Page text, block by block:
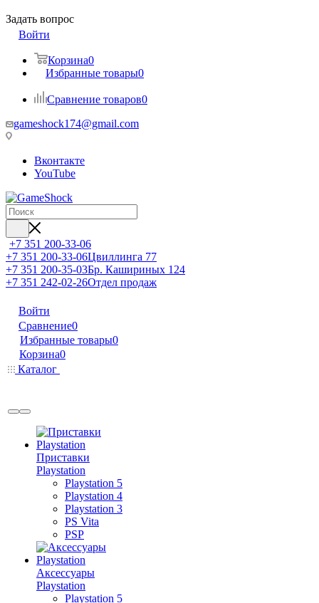
Задать вопрос
Войти
Корзина0
Избранные товары0
Сравнение товаров0
gameshock174@gmail.com
Вконтакте
YouTube
+7 351 200-33-06
+7 351 200-33-06Цвиллинга 77
+7 351 200-35-03Бр. Кашириных 124
+7 351 242-02-26Отдел продаж
Войти
Сравнение0
Избранные товары0
Корзина0
Каталог
Приставки
Playstation
Playstation 5
Playstation 4
Playstation 3
PS Vita
PSP
Аксессуары
Playstation
Playstation 5